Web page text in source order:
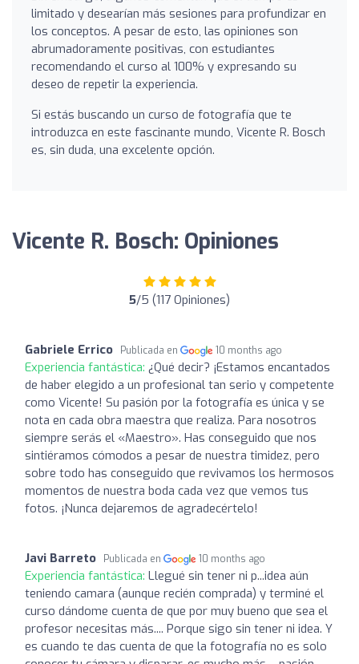
limitado y desearían más sesiones para profundizar en
los conceptos. A pesar de esto, las opiniones son
abrumadoramente positivas, con estudiantes
recomendando el curso al 100% y expresando su
deseo de repetir la experiencia.
Si estás buscando un curso de fotografía que te
introduzca en este fascinante mundo, Vicente R. Bosch
es, sin duda, una excelente opción.
Vicente R. Bosch: Opiniones
5/5 (117 Opiniones)
Gabriele Errico Publicada en 10 months ago
Experiencia fantástica: ¿Qué decir? ¡Estamos encantados
de haber elegido a un profesional tan serio y competente
como Vicente! Su pasión por la fotografía es única y se
nota en cada obra maestra que realiza. Para nosotros
siempre serás el «Maestro». Has conseguido que nos
sintiéramos cómodos a pesar de nuestra timidez, pero
sobre todo has conseguido que revivamos los hermosos
momentos de nuestra boda cada vez que vemos tus
fotos. ¡Nunca dejaremos de agradecértelo!
Javi Barreto Publicada en 10 months ago
Experiencia fantástica: Llegué sin tener ni p...idea aún
teniendo camara (aunque recién comprada) y terminé el
curso dándome cuenta de que por muy bueno que sea el
profesor necesitas más.... Porque sigo sin tener ni idea. Y
es cuando te das cuenta de que la fotografía no es solo